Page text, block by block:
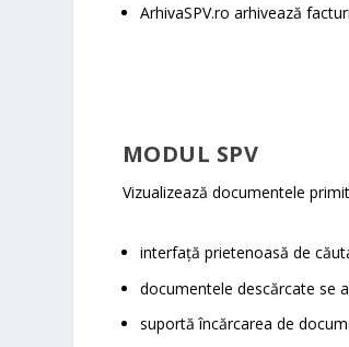
ArhivaSPV.ro arhivează
MODUL SPV
Vizualizează documentele
interfață prietenoasă de
documentele descărcate se
suportă încărcarea de